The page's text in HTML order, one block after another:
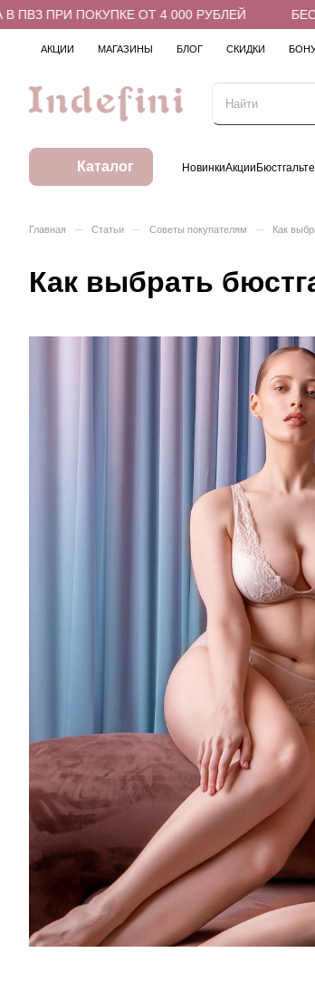
ПОКУПКЕ ОТ 4 000 РУБЛЕЙ
АКЦИИ МАГАЗИНЫ БЛОГ СКИДКИ
Каталог НовинкиАкции
Главная – Статьи – Советы покупателям – Как
Как выбрать